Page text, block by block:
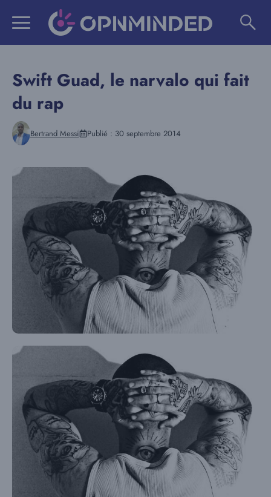
Swift Guad, le narvalo qui fait
du rap
Bertrand Messi Publié : 30 septembre 2014